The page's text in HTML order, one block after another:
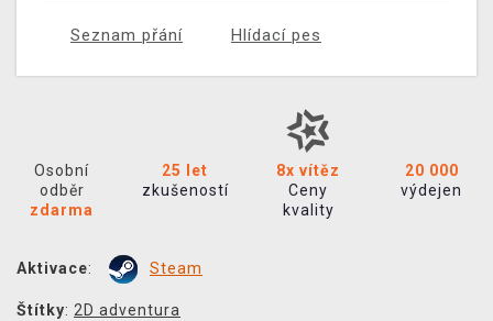
Seznam přání Hlídací pes
Osobní
odběr
zdarma
25 let
zkušeností
8x vítěz
Ceny
kvality
20 000
výdejen
Aktivace: Steam
Štítky: 2D adventura